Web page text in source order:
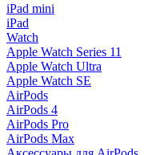
iPad mini
iPad
Watch
Apple Watch Series 11
Apple Watch Ultra
Apple Watch SE
AirPods
AirPods 4
AirPods Pro
AirPods Max